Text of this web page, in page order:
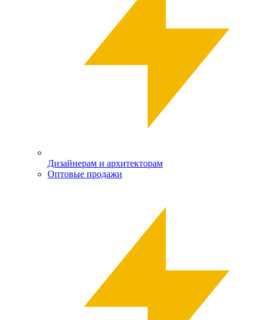
Дизайнерам и архитекторам
Оптовые продажи